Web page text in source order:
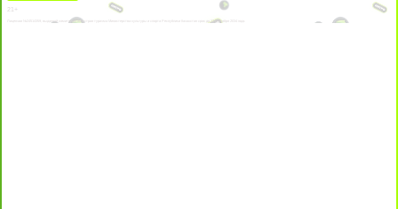
21+
Лицензии №24514359, выданной комитетом индустрии туризма Министерства культуры и спорта Республики Казахстан срок до 27 сентября 2034 года.